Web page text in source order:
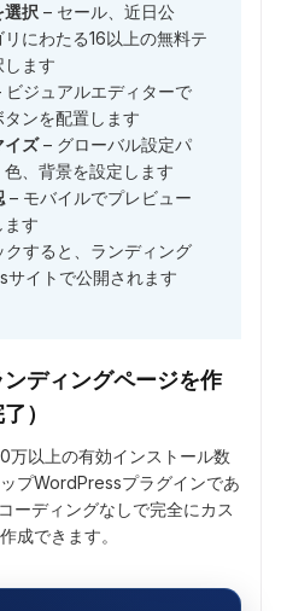
選択 – セール、近日公
にわたる16以上の無料テ
します
ビジュアルエディターで
ンを配置します
イズ– グローバル設定パ
、背景を設定します
– モバイルでプレビュー
ます
クすると、ランディング
イトで公開されます
ディングページを作
）
万以上の有効インストール数
プWordPressプラグインであ
ーディングなしで完全にカス
成できます。